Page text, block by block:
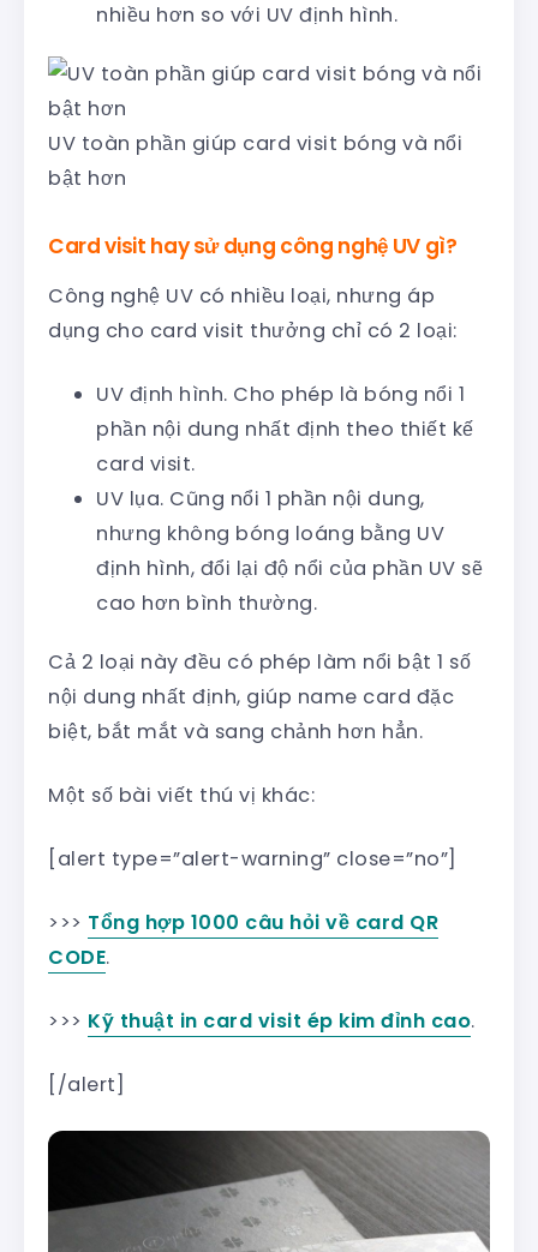
nhiều hơn so với UV định hình.
UV toàn phần giúp card visit bóng và nổi
bật hơn
Card visit hay sử dụng công nghệ UV gì?
Công nghệ UV có nhiều loại, nhưng áp
dụng cho card visit thưởng chỉ có 2 loại:
UV định hình. Cho phép là bóng nổi 1
phần nội dung nhất định theo thiết kế
card visit.
UV lụa. Cũng nổi 1 phần nội dung,
nhưng không bóng loáng bằng UV
định hình, đổi lại độ nổi của phần UV sẽ
cao hơn bình thường.
Cả 2 loại này đều có phép làm nổi bật 1 số
nội dung nhất định, giúp name card đặc
biệt, bắt mắt và sang chảnh hơn hẳn.
Một số bài viết thú vị khác:
[alert type=”alert-warning” close=”no”]
>>> Tổng hợp 1000 câu hỏi về card QR
CODE.
>>> Kỹ thuật in card visit ép kim đỉnh cao.
[/alert]